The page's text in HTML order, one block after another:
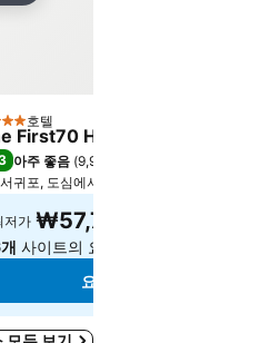
급 호텔
First70 Hotel
아주 좋음 (9,928개 평점
서귀포, 도심에서 1.0km
저가 ₩57,769
사이트의 요금 보기
요금 보기